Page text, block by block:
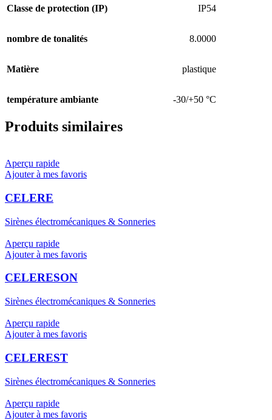
Classe de protection (IP) IP54
nombre de tonalités 8.0000
Matière plastique
température ambiante -30/+50 °C
Produits similaires
Aperçu rapide
Ajouter à mes favoris
CELERE
Sirènes électromécaniques & Sonneries
Aperçu rapide
Ajouter à mes favoris
CELERESON
Sirènes électromécaniques & Sonneries
Aperçu rapide
Ajouter à mes favoris
CELEREST
Sirènes électromécaniques & Sonneries
Aperçu rapide
Ajouter à mes favoris